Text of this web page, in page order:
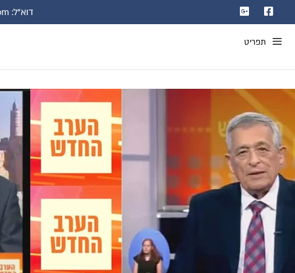
דוא"ל: uripaz1@gmail.com
תפריט